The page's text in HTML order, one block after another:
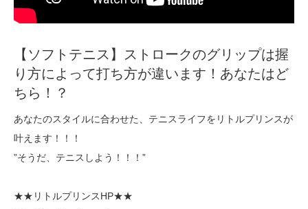
【ソフトテニス】ストロークのグリップは握
り方によって打ち方が違います！あなたはど
ちら！？
あなたのスタイルに合わせた、テニスライフをリトルプリンスが
叶えます！！！
”そうだ、テニスしよう！！！”
★★リトルプリンスHP★★